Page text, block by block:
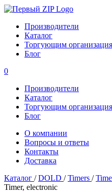
Производители
Каталог
Торгующим
Блог
0
Производители
Каталог
Торгующим
Блог
О компании
Вопросы и ответы
Контакты
Доставка
Каталог /DOLD /Timers /
Timer, electronic